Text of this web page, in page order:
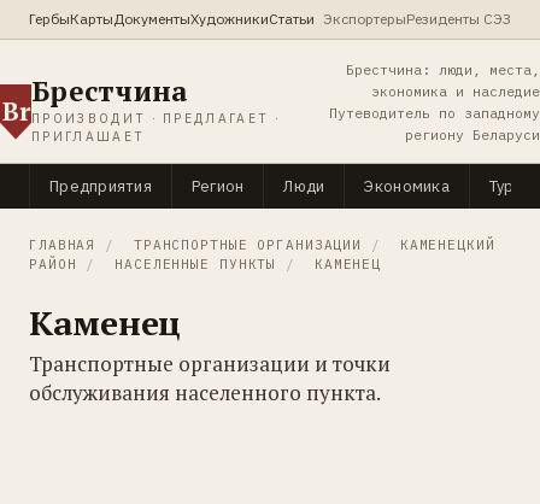
ГербыКартыДокументыХудожникиСтатьи ЭкспортерыРезиденты СЭЗ
Br
Брестчина
ПРОИЗВОДИТ · ПРЕДЛАГАЕТ ·
ПРИГЛАШАЕТ
Брестчина: люди, места,
экономика и наследие
Путеводитель по западному
региону Беларуси
Предприятия Регион Люди Экономика
ГЛАВНАЯ / ТРАНСПОРТНЫЕ ОРГАНИЗАЦИИ /
КАМЕНЕЦКИЙ
РАЙОН
/ НАСЕЛЕННЫЕ ПУНКТЫ / КАМЕНЕЦ
Каменец
Транспортные организации и точки
обслуживания населенного пункта.